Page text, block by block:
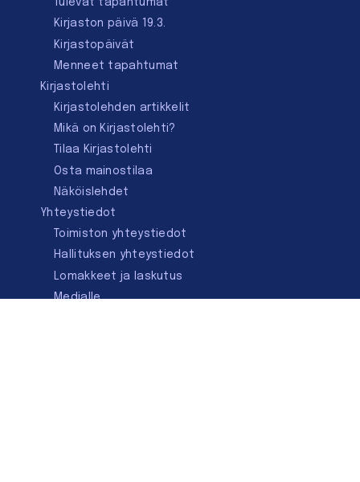
Tulevat tapahtumat
Kirjaston päivä 19.3.
Kirjastopäivät
Menneet tapahtumat
Kirjastolehti
Kirjastolehden artikkelit
Mikä on Kirjastolehti?
Tilaa Kirjastolehti
Osta mainostilaa
Näköislehdet
Yhteystiedot
Toimiston yhteystiedot
Hallituksen yhteystiedot
Lomakkeet ja laskutus
Medialle